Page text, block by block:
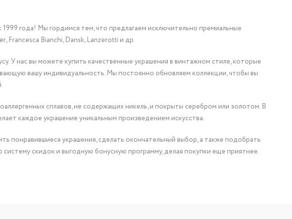
года! Мы гордимся тем, что предлагаем исключительно премиальные
Francesca Bianchi, Dansk, Lanzerotti и др.
У нас вы можете купить качественные украшения в винтажном стиле, которые
вашу индивидуальность. Мы постоянно обновляем коллекции, чтобы вы
сплавов, не содержащих никель, и покрыты серебром или золотом. В
каждое украшение уникальным произведением искусства.
понравившиеся украшения, сделать окончательный выбор, а также подобрать
скидок и выгодную бонусную программу, делая покупки еще приятнее.